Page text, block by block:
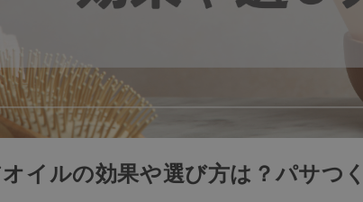
イルの効果や選び方は？パサつ